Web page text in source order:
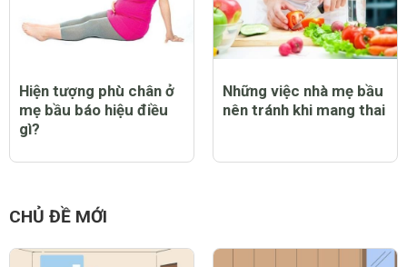
Hiện tượng phù chân ở
mẹ bầu báo hiệu điều
gì?
Những việc nhà mẹ bầu
nên tránh khi mang thai
CHỦ ĐỀ MỚI